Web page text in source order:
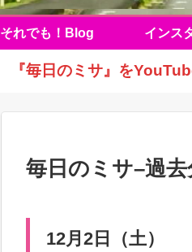
それでも！Blog インス
『毎日のミサ』を
毎日のミサ–過去
12月2日（土）